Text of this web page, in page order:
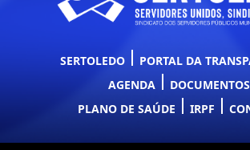
SERTOLEDO
PORTAL DA
AGENDA
DOCUMENTOS
PLANO DE SAÚDE
IRPF